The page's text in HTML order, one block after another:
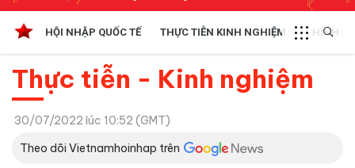
HỘI NHẬP QUỐC TẾ THỰC TIỄN KINH NGHIỆM CHÍNH
Thực tiễn - Kinh nghiệm
30/07/2022 lúc 10:52 (GMT)
Theo dõi Vietnamhoinhap trên